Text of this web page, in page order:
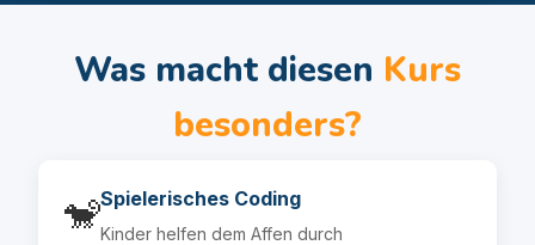
Was macht diesen Kurs
besonders?
🐒Spielerisches Coding
Kinder helfen dem Affen durch